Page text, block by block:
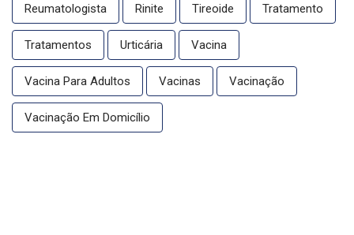
Reumatologista Rinite Tireoide Tratamento
Tratamentos Urticária Vacina
Vacina Para Adultos Vacinas Vacinação
Vacinação Em Domicílio